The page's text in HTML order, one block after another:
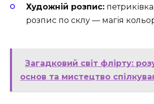
Художній розпис:
розпис по склу — магія
Загадковий світ флірту:
основ та мистецтво